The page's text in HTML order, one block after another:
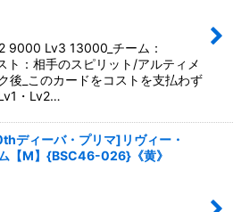
9000 Lv3 13000_チーム：
ト：相手のスピリット/アルティメ
後_このカードをコストを支払わず
・Lv2…
ディーバ・プリマ]リヴィー・
【M】{BSC46-026}《黄》